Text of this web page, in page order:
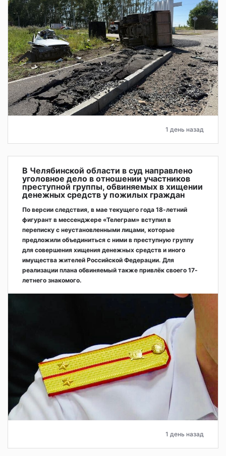
1 день назад
В Челябинской области в суд направлено
уголовное дело в отношении участников
преступной группы, обвиняемых в хищении
денежных средств у пожилых граждан
По версии следствия, в мае текущего года 18-летний
фигурант в мессенджере «Телеграм» вступил в
переписку с неустановленными лицами, которые
предложили объединиться с ними в преступную группу
для совершения хищения денежных средств и иного
имущества жителей Российской Федерации. Для
реализации плана обвиняемый также привлёк своего 17-
летнего знакомого.
1 день назад